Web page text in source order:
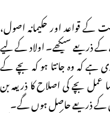
قواعد اور حکیمانہ اصول،
ذریعے سیکھے۔ اولاد کے لیے
ہے کہ وہ جانتا ہو کہ بچے کے
بچے کی اصلاح کا ذریعہ بن
کے ذریعے حاصل ہوں گے۔